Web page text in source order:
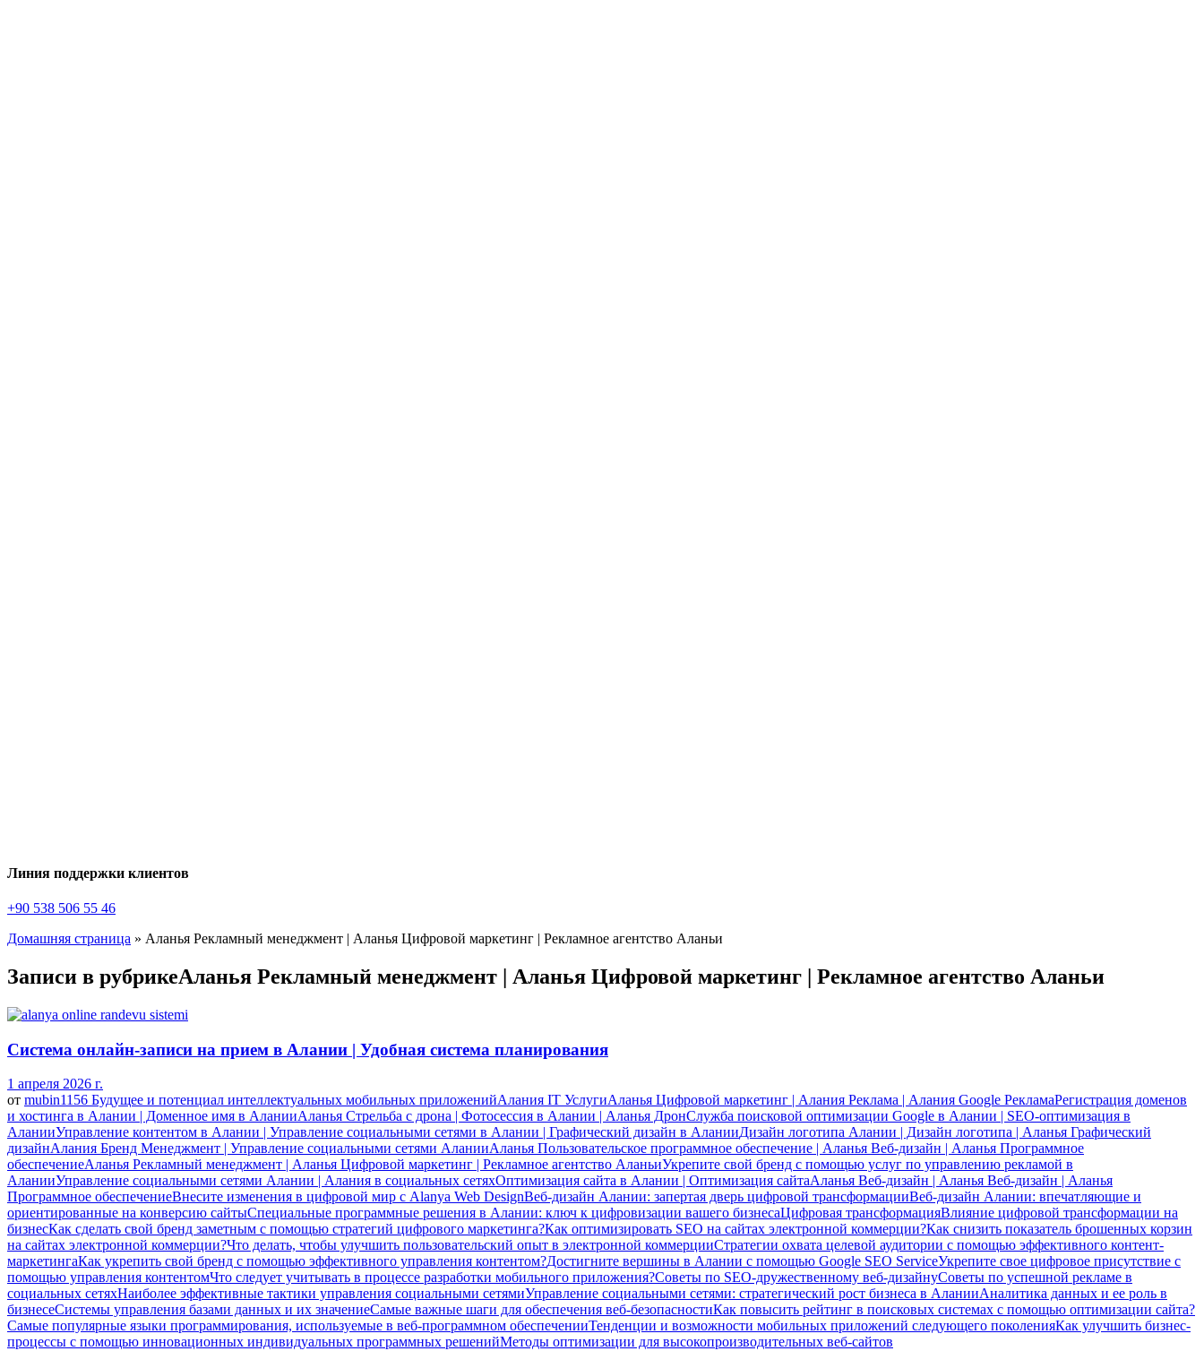
Линия поддержки клиентов
+90 538 506 55 46
Домашняя страница » Аланья Рекламный менеджмент | Аланья Цифровой маркетинг | Рекламное агентство Аланьи
Записи в рубрикеАланья Рекламный менеджмент | Аланья Цифровой маркетинг | Рекламное агентство Аланьи
Система онлайн-записи на прием в Алании | Удобная система планирования
1 апреля 2026 г.
от mubin1156 Будущее и потенциал интеллектуальных мобильных приложенийАлания IT УслугиАланья Цифровой маркетинг | Алания Реклама | Алания Google РекламаРегистрация доменов
и хостинга в Алании | Доменное имя в АланииАланья Стрельба с дрона | Фотосессия в Алании | Аланья ДронСлужба поисковой оптимизации Google в Алании | SEO-оптимизация в
АланииУправление контентом в Алании | Управление социальными сетями в Алании | Графический дизайн в АланииДизайн логотипа Алании | Дизайн логотипа | Аланья Графический
дизайнАлания Бренд Менеджмент | Управление социальными сетями АланииАланья Пользовательское программное обеспечение | Аланья Веб-дизайн | Аланья Программное
обеспечениеАланья Рекламный менеджмент | Аланья Цифровой маркетинг | Рекламное агентство АланьиУкрепите свой бренд с помощью услуг по управлению рекламой в
АланииУправление социальными сетями Алании | Алания в социальных сетяхОптимизация сайта в Алании | Оптимизация сайтаАланья Веб-дизайн | Аланья Веб-дизайн | Аланья
Программное обеспечениеВнесите изменения в цифровой мир с Alanya Web DesignВеб-дизайн Алании: запертая дверь цифровой трансформацииВеб-дизайн Алании: впечатляющие и
ориентированные на конверсию сайтыСпециальные программные решения в Алании: ключ к цифровизации вашего бизнесаЦифровая трансформацияВлияние цифровой трансформации на
бизнесКак сделать свой бренд заметным с помощью стратегий цифрового маркетинга?Как оптимизировать SEO на сайтах электронной коммерции?Как снизить показатель брошенных корзин
на сайтах электронной коммерции?Что делать, чтобы улучшить пользовательский опыт в электронной коммерцииСтратегии охвата целевой аудитории с помощью эффективного контент-
маркетингаКак укрепить свой бренд с помощью эффективного управления контентом?Достигните вершины в Алании с помощью Google SEO ServiceУкрепите свое цифровое присутствие с
помощью управления контентомЧто следует учитывать в процессе разработки мобильного приложения?Советы по SEO-дружественному веб-дизайнуСоветы по успешной рекламе в
социальных сетяхНаиболее эффективные тактики управления социальными сетямиУправление социальными сетями: стратегический рост бизнеса в АланииАналитика данных и ее роль в
бизнесеСистемы управления базами данных и их значениеСамые важные шаги для обеспечения веб-безопасностиКак повысить рейтинг в поисковых системах с помощью оптимизации сайта?
Самые популярные языки программирования, используемые в веб-программном обеспеченииТенденции и возможности мобильных приложений следующего поколенияКак улучшить бизнес-
процессы с помощью инновационных индивидуальных программных решенийМетоды оптимизации для высокопроизводительных веб-сайтов